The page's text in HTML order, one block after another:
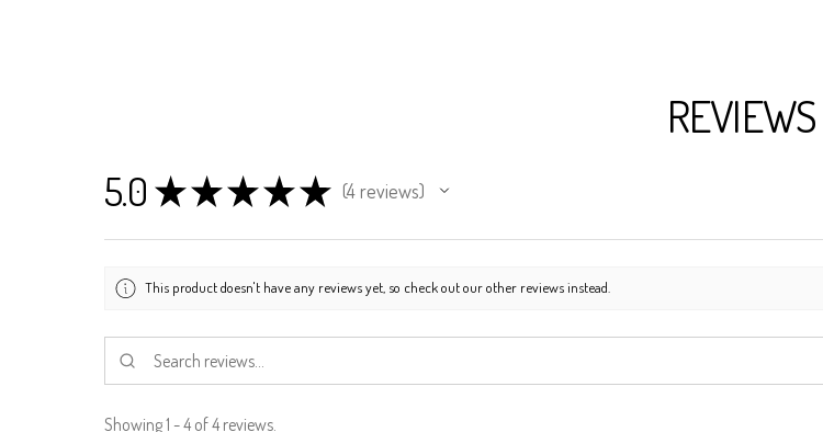
REVIEWS
5.0 ★★★★★ 4reviews
4
This product doesn't have any reviews yet, so check out our other reviews instead.
Showing 1 - 4 of 4 reviews.